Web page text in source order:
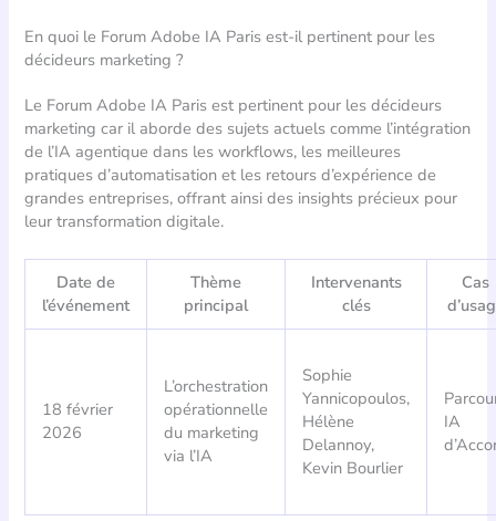
En quoi le Forum Adobe IA Paris est-il pertinent pour les
décideurs marketing ?
Le Forum Adobe IA Paris est pertinent pour les décideurs
marketing car il aborde des sujets actuels comme l’intégration
de l’IA agentique dans les workflows, les meilleures
pratiques d’automatisation et les retours d’expérience de
grandes entreprises, offrant ainsi des insights précieux pour
leur transformation digitale.
Date de
l’événement
Thème
principal
Intervenants
clés
Cas
18 février
2026
L’orchestration
opérationnelle
du marketing
via l’IA
Sophie
Yannicopoulos,
Hélène
Delannoy,
Kevin Bourlier
IA